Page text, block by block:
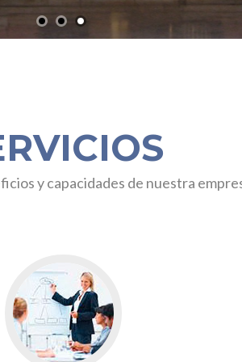
y capacidades de nuestra